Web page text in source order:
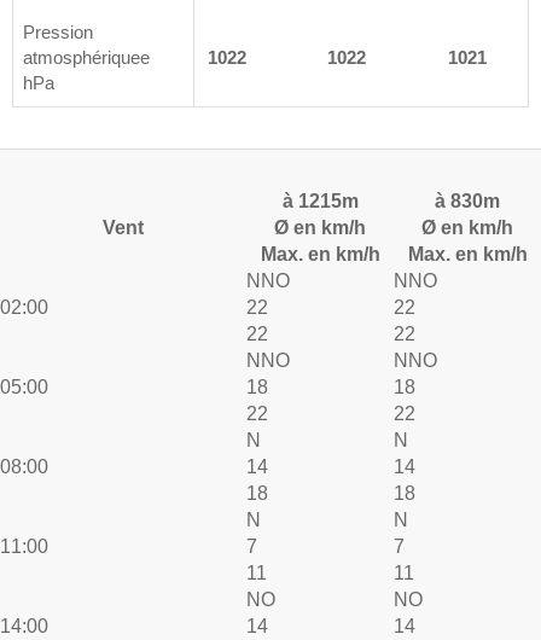
Pression
atmosphériquee
hPa
1020 1022 1022 1021
Vent
à 1215m
Ø en km/h
Max. en km/h
à 830m
Ø en km/h
Max. en km/h
02:00
NNO
22
22
NNO
22
22
05:00
NNO
18
22
NNO
18
22
08:00
N
14
18
N
14
18
11:00
N
7
11
N
7
11
14:00
NO
14
NO
14